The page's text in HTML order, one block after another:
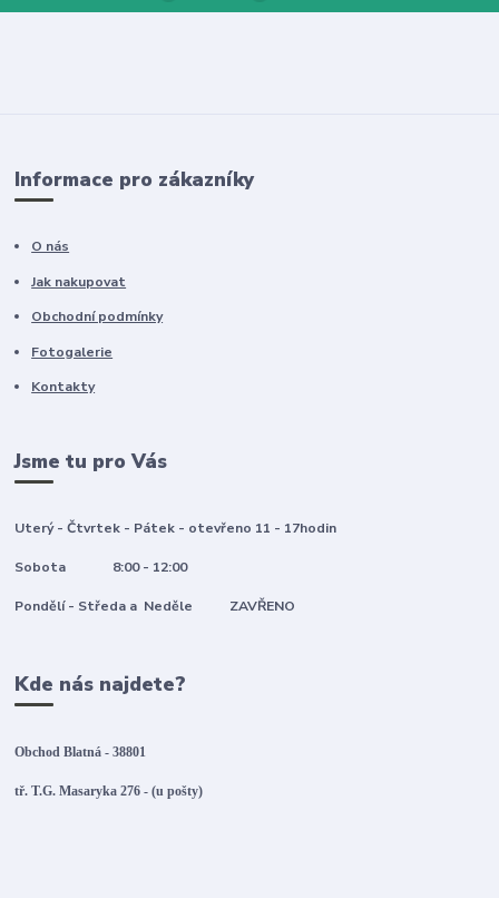
Informace pro zákazníky
O nás
Jak nakupovat
Obchodní podmínky
Fotogalerie
Kontakty
Jsme tu pro Vás
Uterý - Čtvrtek - Pátek - otevřeno 11 - 17hodin
Sobota 8:00 - 12:00
Pondělí - Středa a Neděle ZAVŘENO
Kde nás najdete?
Obchod Blatná - 38801
tř. T.G. Masaryka 276 - (u pošty)